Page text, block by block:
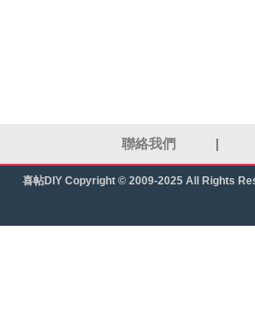
聯絡我們
喜帖DIY Copyright © 2009-2025 All Rights